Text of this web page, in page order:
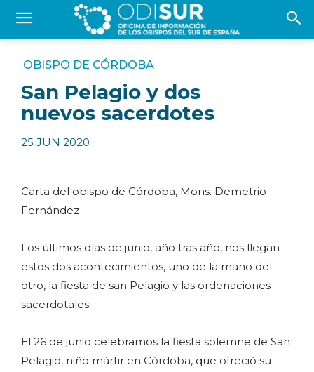
OBISPO DE CÓRDOBA
San Pelagio y dos
nuevos sacerdotes
25 JUN 2020
Carta del obispo de Córdoba, Mons. Demetrio
Fernández
Los últimos días de junio, año tras año, nos llegan
estos dos acontecimientos, uno de la mano del
otro, la fiesta de san Pelagio y las ordenaciones
sacerdotales.
El 26 de junio celebramos la fiesta solemne de San
Pelagio, niño mártir en Córdoba, que ofreció su